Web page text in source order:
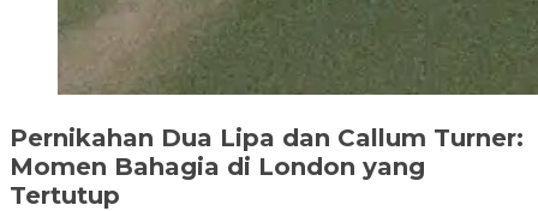
Pernikahan Dua Lipa dan Callum Turner:
Momen Bahagia di London yang
Tertutup